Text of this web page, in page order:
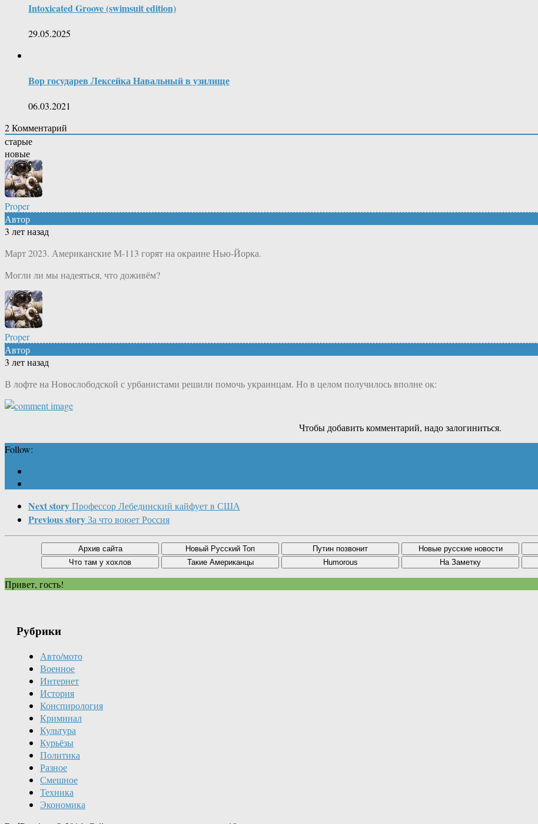
Intoxicated Groove (swimsuit edition)
29.05.2025
Вор государев Лексейка Навальный в узилище
06.03.2021
2Комментарий
старые
новые
Proper
Автор
3 лет назад
Март 2023. Американские М-113 горят на окраине Нью-Йорка.
Могли ли мы надеяться, что доживём?
Proper
Автор
3 лет назад
В лофте на Новослободской с урбанистами решили помочь украинцам. Но в целом получилось вполне ок:
Чтобы добавить комментарий, надо залогиниться.
Follow:
Next storyПрофессор Лебединский кайфует в США
Previous storyЗа что воюет Россия
Привет, гость!
Рубрики
Авто/мото
Военное
Интернет
История
Конспирология
Криминал
Культура
Курьёзы
Политика
Разное
Смешное
Техника
Экономика